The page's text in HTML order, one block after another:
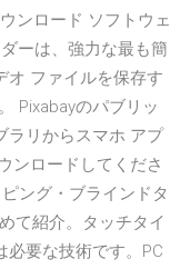
ンロード ソフトウェ
ーは、強力な最も簡
オ ファイルを保存す
Pixabayのパブリッ
ラリからスマホ アプ
ンロードしてくださ
ング・ブラインドタ
て紹介。タッチタイ
必要な技術です。PC